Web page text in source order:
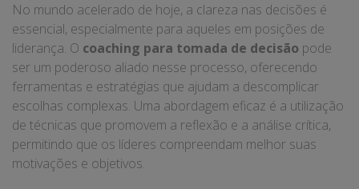
No mundo acelerado de hoje, a clareza nas decisões é
essencial, especialmente para aqueles em posições de
liderança. O coaching para tomada de decisão pode
ser um poderoso aliado nesse processo, oferecendo
ferramentas e estratégias que ajudam a descomplicar
escolhas complexas. Uma abordagem eficaz é a utilização
de técnicas que promovem a reflexão e a análise crítica,
permitindo que os líderes compreendam melhor suas
motivações e objetivos.